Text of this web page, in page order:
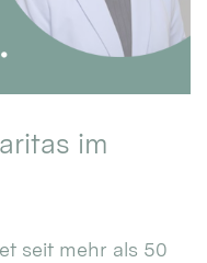
im
seit mehr als 50